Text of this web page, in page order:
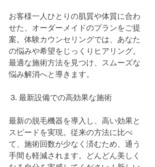
お客様一人ひとりの肌質や体質に合わ
せた、オーダーメイドのプランをご提
案。体験カウンセリングでは、あなた
の悩みや希望をじっくりヒアリング。
最適な施術方法を見つけ、スムーズな
悩み解消へと導きます。
3. 最新設備での高効果な施術
最新の脱毛機器を導入し、高い効果と
スピードを実現。従来の方法に比べ
て、施術回数が少なく済むため、通う
手間も軽減されます。どんどん美しく